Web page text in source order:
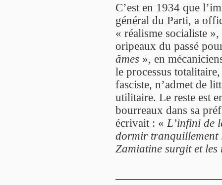
C’est en 1934 que
général du Parti, a
« réalisme socialiste
oripeaux du passé
âmes », en
le processus
fasciste, n’admet de
utilitaire. Le reste est
bourreaux dans sa
écrivait : « L’infini de
dormir tranquillement
Zamiatine surgit et